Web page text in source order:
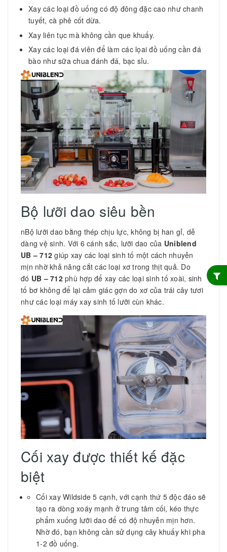
Xay các loại đồ uống có độ đông đặc cao như chanh
tuyết, cà phê cốt dừa.
Xay liên tục mà không cần que khuấy.
Xay các loại đá viên để làm các lọai đồ uống cần đá
bào như sữa chua đánh đá, bạc sỉu.
Bộ lưỡi dao siêu bền
nBộ lưỡi dao bằng thép chịu lực, không bị han gỉ, dễ
dàng vệ sinh. Với 6 cánh sắc, lưỡi dao của Uniblend
UB – 712 giúp xay các loại sinh tố một cách nhuyễn
mịn nhờ khả năng cắt các loại xơ trong thịt quả. Do
đó UB – 712phù hợp để xay các loại sinh tố xoài, sinh
tố bơ không để lại cảm giác gợn do xơ của trái cây tươi
như các loại máy xay sinh tố lưỡi cùn khác.
Cối xay được thiết kế đặc
biệt
Cối xay Wildside 5 cạnh, với cạnh thứ 5 độc đáo sẽ
tạo ra dòng xoáy mạnh ở trung tâm cối, kéo thực
phẩm xuống lưỡi dao để có độ nhuyễn mịn hơn.
Nhờ đó, bạn không cần sử dụng cây khuấy khi pha
1-2 đồ uống.